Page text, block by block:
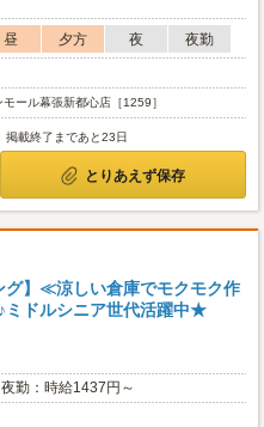
昼 夕方 夜
夜勤
ール幕張新都心店［1259］
掲載終了まであと23日
とりあえず保存
グ】≪涼しい倉庫でモクモク作
ドルシニア世代活躍中★
勤：時給1437円～